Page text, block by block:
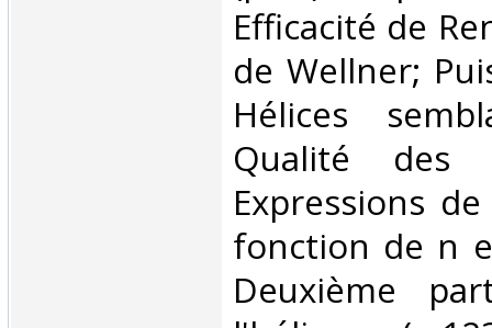
Efficacité de
de Wellner;
Hélices
Qualité des
Expressions
fonction de n
Deuxième